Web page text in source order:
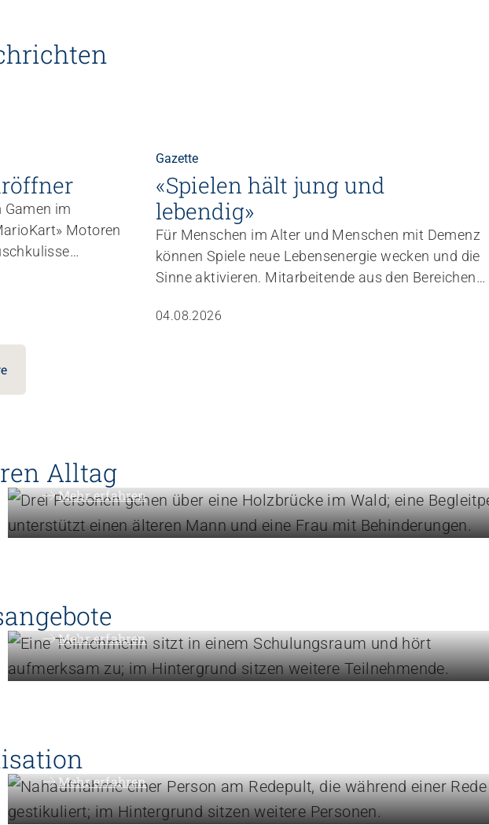
im
Motoren
Gazette
«Spielen hält jung und
lebendig»
Für Menschen im Alter und Menschen mit Demenz
können Spiele neue Lebensenergie wecken und die
Sinne aktivieren. Mitarbeitende aus den Bereichen
Weiterbildung, wie sie Spiele gezielt in den Alltag
04.08.2026
Alltag
Know-how für die tägliche Begleitung
Mehr erfahren
Erweitern Sie Ihre Kompetenzen
Mehr erfahren
Politik und Positionen
Mehr erfahren